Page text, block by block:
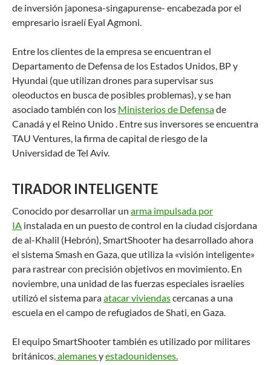
de inversión japonesa-singapurense- encabezada por el
empresario israelí Eyal Agmoni.
Entre los clientes de la empresa se encuentran el
Departamento de Defensa de los Estados Unidos, BP y
Hyundai (que utilizan drones para supervisar sus
oleoductos en busca de posibles problemas), y se han
asociado también con los Ministerios de Defensade
Canadá y el Reino Unido . Entre sus inversores se encuentra
TAU Ventures, la firma de capital de riesgo de la
Universidad de Tel Aviv.
TIRADOR INTELIGENTE
Conocido por desarrollar un arma impulsada por
IA instalada en un puesto de control en la ciudad cisjordana
de al-Khalil (Hebrón), SmartShooter ha desarrollado ahora
el sistema Smash en Gaza, que utiliza la «visión inteligente»
para rastrear con precisión objetivos en movimiento. En
noviembre, una unidad de las fuerzas especiales israelíes
utilizó el sistema paraatacar viviendascercanas a una
escuela en el campo de refugiados de Shati, en Gaza.
El equipo SmartShooter también es utilizado por militares
británicos , alemanesyestadounidenses.